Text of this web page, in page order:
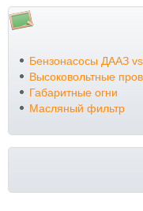
Бензонасосы ДААЗ
Высоковольтные
Габаритные огни
Масляный фильтр